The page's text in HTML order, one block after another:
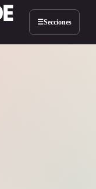
☰Secciones